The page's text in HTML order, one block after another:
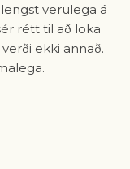
verulega á
rétt til að loka
ekki annað.